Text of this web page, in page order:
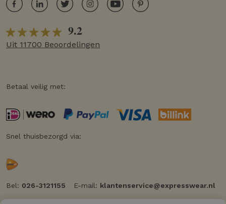
9.2
Uit 11700 Beoordelingen
Betaal veilig met:
Snel thuisbezorgd via:
Bel: 026-3121155 E-mail: klantenservice@expresswear.nl